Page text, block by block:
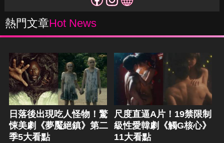
熱門文章Hot News
日落後出現吃人怪物！驚
悚美劇《夢魘絕鎮》第二
季5大看點
尺度直逼A片！19禁限制
級性愛韓劇《觸G核心》
11大看點